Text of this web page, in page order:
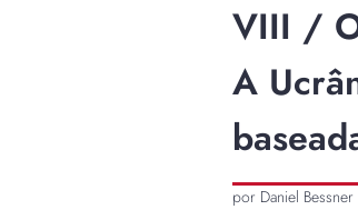
VIII /
A
por Daniel Bessner